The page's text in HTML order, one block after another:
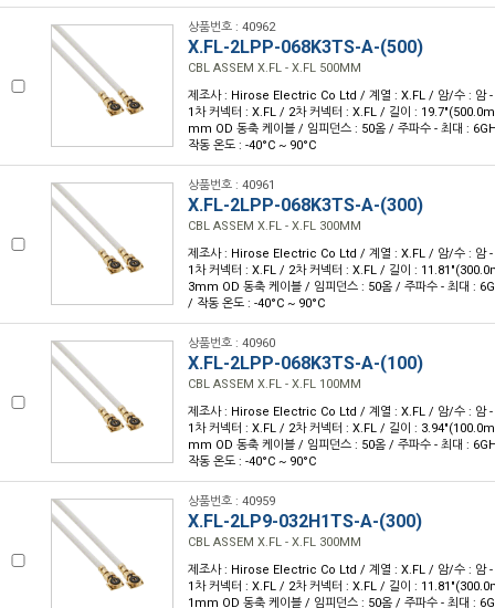
상품번호 : 40962
X.FL-2LPP-068K3TS-A-(500)
CBL ASSEM X.FL - X.FL 500MM
제조사 : Hirose Electric Co Ltd / 계열 : X.FL / 암/수 : 암 -
1차 커넥터 : X.FL / 2차 커넥터 : X.FL / 길이 :
mm OD 동축 케이블 / 임피던스 : 50옴 / 주파수 - 최대 :
작동 온도 : -40°C ~ 90°C
상품번호 : 40961
X.FL-2LPP-068K3TS-A-(300)
CBL ASSEM X.FL - X.FL 300MM
제조사 : Hirose Electric Co Ltd / 계열 : X.FL / 암/수 : 암 -
1차 커넥터 : X.FL / 2차 커넥터 : X.FL / 길이 :
3mm OD 동축 케이블 / 임피던스 : 50옴 / 주파수 - 최대 :
/ 작동 온도 : -40°C ~ 90°C
상품번호 : 40960
X.FL-2LPP-068K3TS-A-(100)
CBL ASSEM X.FL - X.FL 100MM
제조사 : Hirose Electric Co Ltd / 계열 : X.FL / 암/수 : 암 -
1차 커넥터 : X.FL / 2차 커넥터 : X.FL / 길이 :
mm OD 동축 케이블 / 임피던스 : 50옴 / 주파수 - 최대 :
작동 온도 : -40°C ~ 90°C
상품번호 : 40959
X.FL-2LP9-032H1TS-A-(300)
CBL ASSEM X.FL - X.FL 300MM
제조사 : Hirose Electric Co Ltd / 계열 : X.FL / 암/수 : 암 -
1차 커넥터 : X.FL / 2차 커넥터 : X.FL / 길이 :
1mm OD 동축 케이블 / 임피던스 : 50옴 / 주파수 - 최대 :